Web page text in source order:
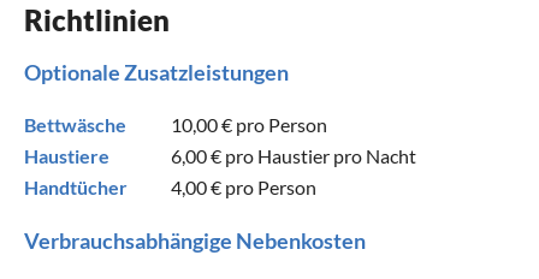
Richtlinien
Optionale Zusatzleistungen
Bettwäsche 10,00 € pro Person
Haustiere
6,00 € pro Haustier pro Nacht
Handtücher
4,00 € pro Person
Verbrauchsabhängige Nebenkosten